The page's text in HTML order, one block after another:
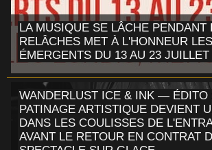
LA MUSIQUE SE LÂCHE PENDANT
RELÂCHES MET À L'HONNEUR
ÉMERGENTS DU 13 AU 23 JUILLET
WANDERLUST ICE & INK — ÉDITO
PATINAGE ARTISTIQUE DEVIENT
DANS LES COULISSES DE
AVANT LE RETOUR EN CONTRAT